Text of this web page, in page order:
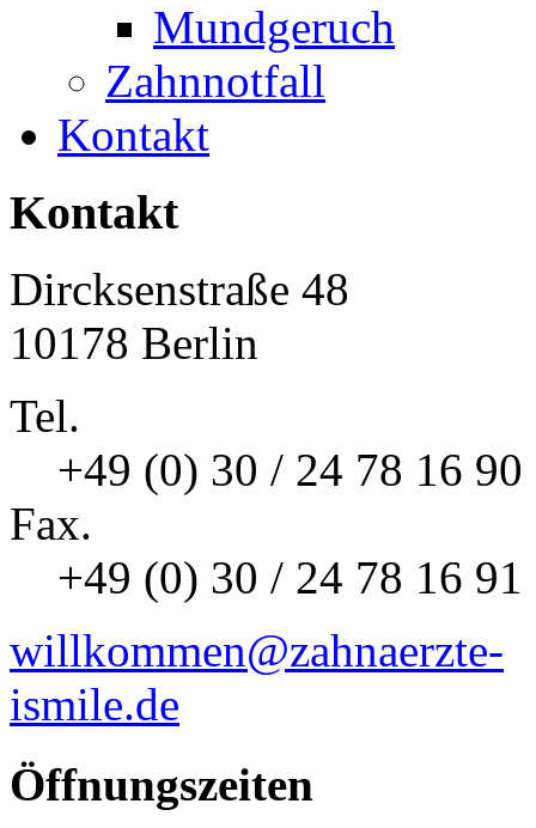
Mundgeruch
Zahnnotfall
Kontakt
Kontakt
Dircksenstraße 48
10178 Berlin
Tel.
+49 (0) 30 / 24 78 16 90
Fax.
+49 (0) 30 / 24 78 16 91
willkommen@zahnaerzte-
ismile.de
Öffnungszeiten